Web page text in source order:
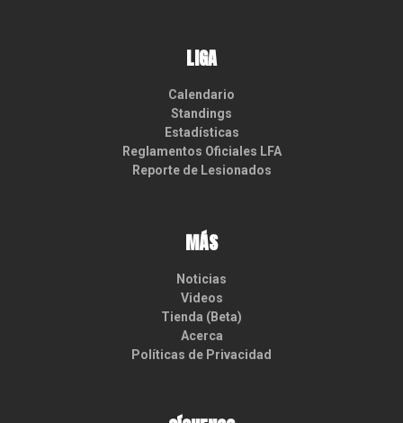
LIGA
Calendario
Standings
Estadísticas
Reglamentos Oficiales LFA
Reporte de Lesionados
MÁS
Noticias
Videos
Tienda (Beta)
Acerca
Políticas de Privacidad